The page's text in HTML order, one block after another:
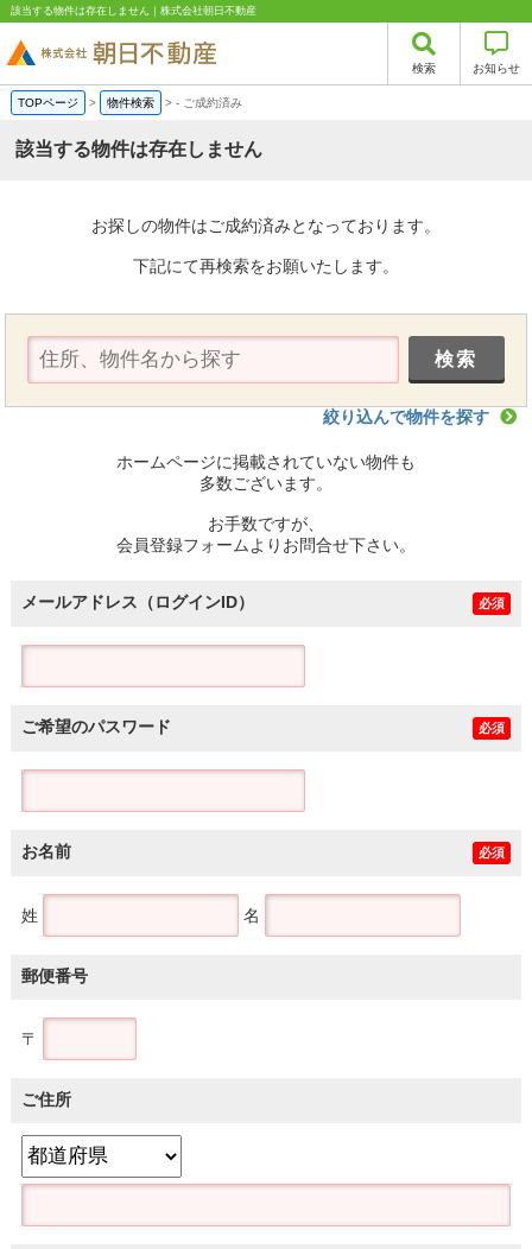
該当する物件は存在しません｜株式会社朝日不動産
検索 お知らせ
TOPページ > 物件検索 >- ご成約済み
該当する物件は存在しません
お探しの物件はご成約済みとなっております。
下記にて再検索をお願いたします。
絞り込んで物件を探す
ホームページに掲載されていない物件も
多数ございます。
お手数ですが、
会員登録フォームよりお問合せ下さい。
メールアドレス（ログインID） 必須
ご希望のパスワード 必須
お名前 必須
姓 名
郵便番号
〒
ご住所